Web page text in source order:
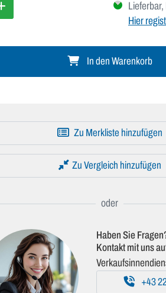
Hier
In den Warenkorb
Zu Merkliste hinzufügen
Zu Vergleich hinzufügen
Haben Sie
Kontakt mit uns
+43